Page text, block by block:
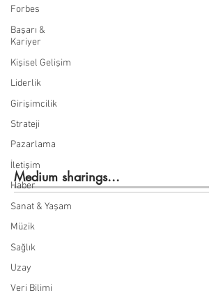
Forbes
Başarı &
Kariyer
Kişisel Gelişim
Liderlik
Girişimcilik
Strateji
Pazarlama
İletişim
Haber
Sanat & Yaşam
Müzik
Sağlık
Uzay
Veri Bilimi
Medium sharings...